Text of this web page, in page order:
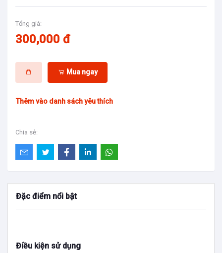
Tổng giá:
300,000 đ
Mua ngay
Thêm vào danh sách yêu thích
Chia sẻ:
Đặc điểm nổi bật
Điều kiện sử dụng